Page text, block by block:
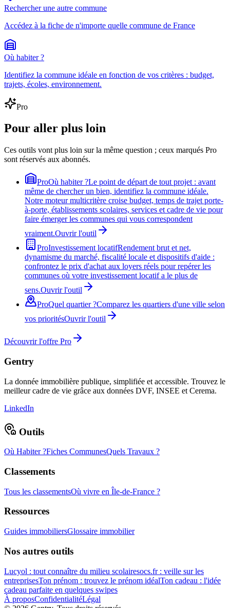
Rechercher une autre commune
Accédez à la fiche de n'importe quelle commune de France
Où habiter ?
Identifiez la commune idéale en fonction de vos critères : budget,
trajets, écoles, environnement.
Pro
Pour aller plus loin
Ces outils vont plus loin sur la même question ; ceux marqués Pro
sont réservés aux abonnés.
ProOù habiter ?Le point de départ de tout projet : avant
même de chercher un bien, identifiez la commune idéale.
Notre moteur multicritère croise budget, temps de trajet porte-
à-porte, établissements scolaires, services et cadre de vie pour
faire émerger les communes qui vous correspondent
vraiment.Ouvrir l'outil
ProInvestissement locatifRendement brut et net,
dynamisme du marché, fiscalité locale et dispositifs d'aide :
confrontez le prix d'achat aux loyers réels pour repérer les
communes où votre investissement locatif a le plus de
sens.Ouvrir l'outil
ProQuel quartier ?Comparez les quartiers d'une ville selon
vos prioritésOuvrir l'outil
Découvrir l'offre Pro
Gentry
La donnée immobilière publique, simplifiée et accessible. Trouvez le
meilleur cadre de vie grâce aux données DVF, INSEE et Cerema.
LinkedIn
Outils
Où Habiter ?Fiches CommunesQuels Travaux ?
Classements
Tous les classementsOù vivre en Île-de-France ?
Ressources
Guides immobiliersGlossaire immobilier
Nos autres outils
Lucyol : tout connaître du milieu scolairesocs.fr : veille sur les
entreprisesTon prénom : trouvez le prénom idéalTon cadeau : l'idée
cadeau parfaite en quelques swipes
À proposConfidentialitéLégal